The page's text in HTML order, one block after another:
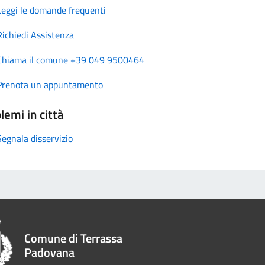
le domande frequenti
Assistenza
il comune +39 049 9500464
un appuntamento
in città
disservizio
Comune di Terrassa
Padovana